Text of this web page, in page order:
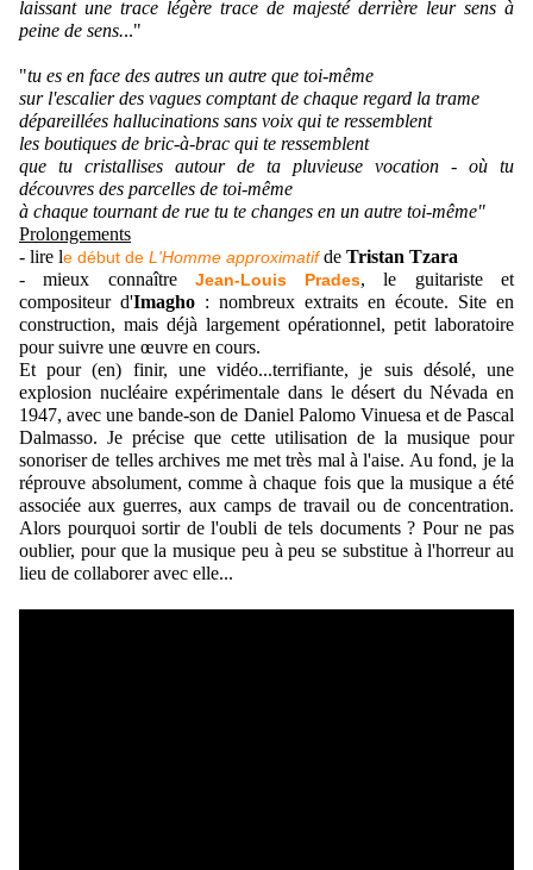
laissant une trace légère trace de majesté derrière leur sens à
peine de sens..."
"tu es en face des autres un autre que toi-même
sur l'escalier des vagues comptant de chaque regard la trame
dépareillées hallucinations sans voix qui te ressemblent
les boutiques de bric-à-brac qui te ressemblent
que tu cristallises autour de ta pluvieuse vocation - où tu
découvres des parcelles de toi-même
à chaque tournant de rue tu te changes en un autre toi-même"
Prolongements
- lire le début de L'Homme approximatif de Tristan Tzara
- mieux connaître
Jean-Louis Prades, le guitariste et
compositeur d'Imagho : nombreux extraits en écoute. Site en
construction, mais déjà largement opérationnel, petit laboratoire
pour suivre une œuvre en cours.
Et pour (en) finir, une vidéo...terrifiante, je suis désolé, une
explosion nucléaire expérimentale dans le désert du Névada en
1947, avec une bande-son de Daniel Palomo Vinuesa et de Pascal
Dalmasso. Je précise que cette utilisation de la musique pour
sonoriser de telles archives me met très mal à l'aise. Au fond, je la
réprouve absolument, comme à chaque fois que la musique a été
associée aux guerres, aux camps de travail ou de concentration.
Alors pourquoi sortir de l'oubli de tels documents ? Pour ne pas
oublier, pour que la musique peu à peu se substitue à l'horreur au
lieu de collaborer avec elle...